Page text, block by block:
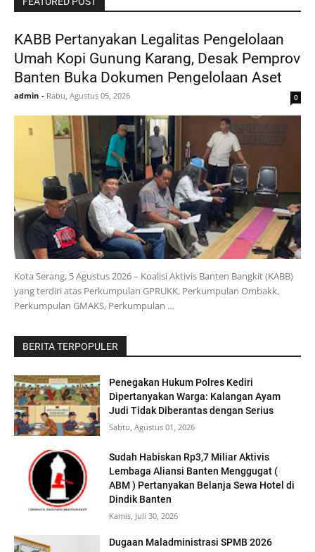
KABB Pertanyakan Legalitas Pengelolaan
Umah Kopi Gunung Karang, Desak Pemprov
Banten Buka Dokumen Pengelolaan Aset
admin - Rabu, Agustus 05, 2026 0
Kota Serang, 5 Agustus 2026 – Koalisi Aktivis Banten Bangkit (KABB)
yang terdiri atas Perkumpulan GPRUKK, Perkumpulan Ombakk,
Perkumpulan GMAKS, Perkumpulan …
BERITA TERPOPULER
Penegakan Hukum Polres Kediri
Dipertanyakan Warga: Kalangan Ayam
Judi Tidak Diberantas dengan Serius
Sabtu, Agustus 01, 2026
‎Sudah Habiskan Rp3,7 Miliar ‎Aktivis
Lembaga Aliansi Banten Menggugat (
ABM ) Pertanyakan Belanja Sewa Hotel di
Dindik Banten
Kamis, Juli 30, 2026
Dugaan Maladministrasi SPMB 2026